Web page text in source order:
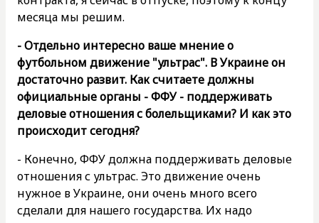
месяца мы решим.
- Отдельно интересно ваше мнение о
футбольном движение "ультрас". В Украине он
достаточно развит. Как считаете должны
официальные органы - ФФУ - поддерживать
деловые отношения с болельщиками? И как это
происходит сегодня?
- Конечно, ФФУ должна поддерживать деловые
отношения с ультрас. Это движение очень
нужное в Украине, они очень много всего
сделали для нашего государства. Их надо